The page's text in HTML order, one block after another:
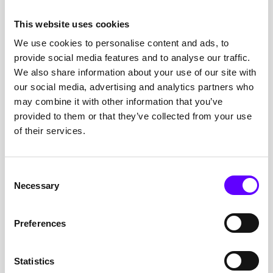
This website uses cookies
We use cookies to personalise content and ads, to
provide social media features and to analyse our traffic.
We also share information about your use of our site with
our social media, advertising and analytics partners who
may combine it with other information that you’ve
provided to them or that they’ve collected from your use
of their services.
Selection
Necessary
Preferences
Statistics
Betriebsjahr ermöglichte die Investition eine CO₂-
Rahmen eines Programms zur Dekarbonisierung der
Industrie.
KMU der chemischen Industrie
Ein mittelständischer Chemiebetrieb profitierte von
BAFA-Fördermitteln zur energetischen Optimierung
seiner Produktion. Durch die Kombination von
Beispiel für praxisnahe Effizienzförderung im Bestand.
Ein junges Unternehmen mit Schwerpunkt auf bio-
basierten Materialien konnte mit EFRE-Zuschüssen die
Projekt diente der Skalierung eines neuartigen